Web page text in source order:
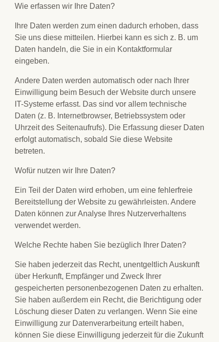
Wie erfassen wir Ihre Daten?
Ihre Daten werden zum einen dadurch erhoben, dass
Sie uns diese mitteilen. Hierbei kann es sich z. B. um
Daten handeln, die Sie in ein Kontaktformular
eingeben.
Andere Daten werden automatisch oder nach Ihrer
Einwilligung beim Besuch der Website durch unsere
IT-Systeme erfasst. Das sind vor allem technische
Daten (z. B. Internetbrowser, Betriebssystem oder
Uhrzeit des Seitenaufrufs). Die Erfassung dieser Daten
erfolgt automatisch, sobald Sie diese Website
betreten.
Wofür nutzen wir Ihre Daten?
Ein Teil der Daten wird erhoben, um eine fehlerfreie
Bereitstellung der Website zu gewährleisten. Andere
Daten können zur Analyse Ihres Nutzerverhaltens
verwendet werden.
Welche Rechte haben Sie bezüglich Ihrer Daten?
Sie haben jederzeit das Recht, unentgeltlich Auskunft
über Herkunft, Empfänger und Zweck Ihrer
gespeicherten personenbezogenen Daten zu erhalten.
Sie haben außerdem ein Recht, die Berichtigung oder
Löschung dieser Daten zu verlangen. Wenn Sie eine
Einwilligung zur Datenverarbeitung erteilt haben,
können Sie diese Einwilligung jederzeit für die Zukunft